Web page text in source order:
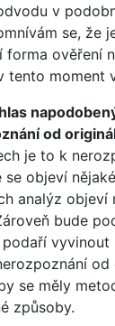
v
se, že
ověření
tento moment
od
je to k
objeví
analýz objeví
bude
od
se měly
způsoby.